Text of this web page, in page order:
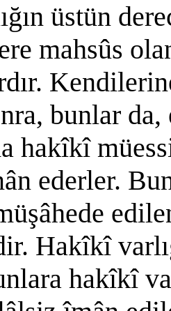
üstün
mahsûs
bunlar
hakîkî
ederler.
Hakîkî
hakîkî